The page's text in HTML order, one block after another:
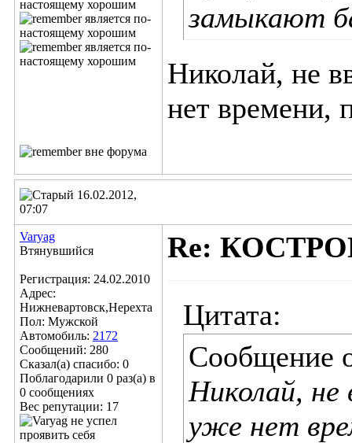
замыкают
Николай, не
нет времени,
16.02.2012,
07:07
Varyag
Втянувшийся
Регистрация: 24.02.2010
Адрес:
Нижневартовск,Нерехта
Пол: Мужской
Автомобиль: 2172
Сообщений: 280
Сказал(а) спасибо: 0
Поблагодарили 0 раз(а) в
0 сообщениях
Вес репутации: 17
Re:
Цитата:
Сообщение
Николай, не
уже нет